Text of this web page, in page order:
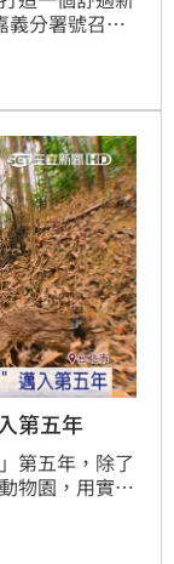
義分署號召一
，不僅形成
，這已經證明
，同時他們也
直接的方式。
第五年
第五年，除了
物園，用實際